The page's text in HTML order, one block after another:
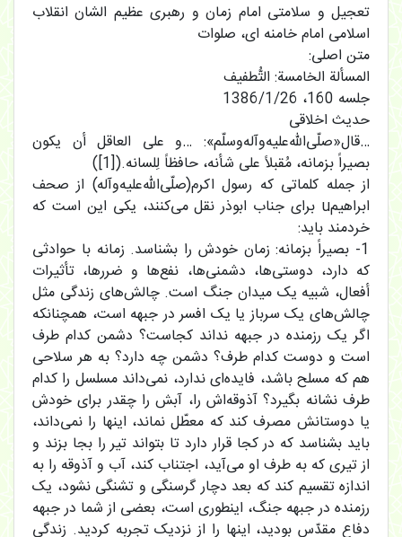
تعجیل و سلامتی امام زمان و رهبری عظیم الشان انقلاب
اسلامی امام خامنه ای، صلوات
متن اصلی:
المسألة الخامسة: التُّطفیف
جلسه 160، 1386/1/26
حدیث اخلاقی
…قال«صلّی‌اللّه‌علیه‌وآله‌وسلّم»: …و علی العاقل أن یکون
بصیراً بزمانه، مُقبلاً علی شأنه، حافظاً لِلسانه.([1])
از جمله کلماتی که رسول اکرم(صلّی‌اللّه‌علیه‌وآله) از صحف
ابراهیمu برای جناب ابوذر نقل می‌کنند، یکی این است که
خردمند باید:
1- بصیراً بزمانه: زمان خودش را بشناسد. زمانه با حوادثی
که دارد، دوستی‌ها، دشمنی‌ها، نفع‌ها و ضررها، تأثیرات
أفعال، شبیه یک میدان جنگ است. چالش‌های زندگی مثل
چالش‌های یک سرباز یا یک افسر در جبهه است، همچنانکه
اگر یک رزمنده در جبهه نداند کجاست؟ دشمن کدام طرف
است و دوست کدام طرف؟ دشمن چه دارد؟ به هر سلاحی
هم که مسلح باشد، فایده‌ای ندارد، نمی‌داند مسلسل را کدام
طرف نشانه بگیرد؟ آذوقه‌اش را، آبش را چقدر برای خودش
یا دوستانش مصرف کند که معطّل نماند، اینها را نمی‌داند،
باید بشناسد که در کجا قرار دارد تا بتواند تیر را بجا بزند و
از تیری که به طرف او می‌آید، اجتناب کند، آب و آذوقه را به
اندازه تقسیم کند که بعد دچار گرسنگی و تشنگی نشود، یک
رزمنده در جبهه جنگ، اینطوری است، بعضی از شما در جبهه
دفاع مقدّس بودید، اینها را از نزدیک تجربه کردید. زندگی